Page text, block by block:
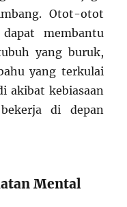
Otot-otot
membantu
yang buruk,
yang terkulai
akibat kebiasaan
di depan
Mental